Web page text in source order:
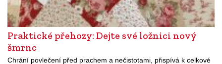
Praktické přehozy: Dejte své ložnici nový
šmrnc
Chrání povlečení před prachem a nečistotami, přispívá k celkové